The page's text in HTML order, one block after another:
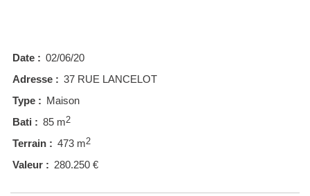
Date : 02/06/20
Adresse : 37 RUE LANCELOT
Type : Maison
Bati : 85 m2
Terrain : 473 m2
Valeur : 280.250 €